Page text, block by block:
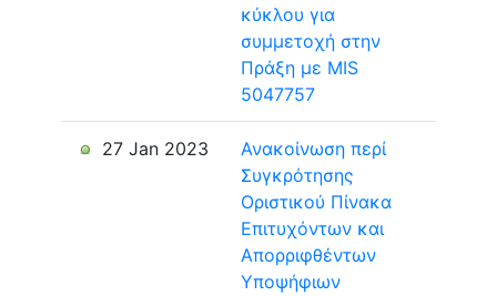
κύκλου για
συμμετοχή στην
Πράξη με MIS
5047757
27 Jan 2023
Ανακοίνωση περί
Συγκρότησης
Οριστικού Πίνακα
Επιτυχόντων και
Απορριφθέντων
Υποψήφιων